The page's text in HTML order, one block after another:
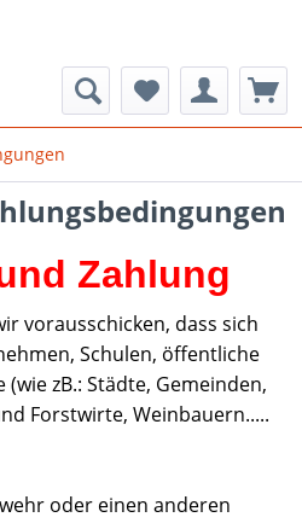
Zahlung
vorausschicken, dass sich
Schulen, öffentliche
zB.: Städte, Gemeinden,
Forstwirte, Weinbauern.....
oder einen anderen